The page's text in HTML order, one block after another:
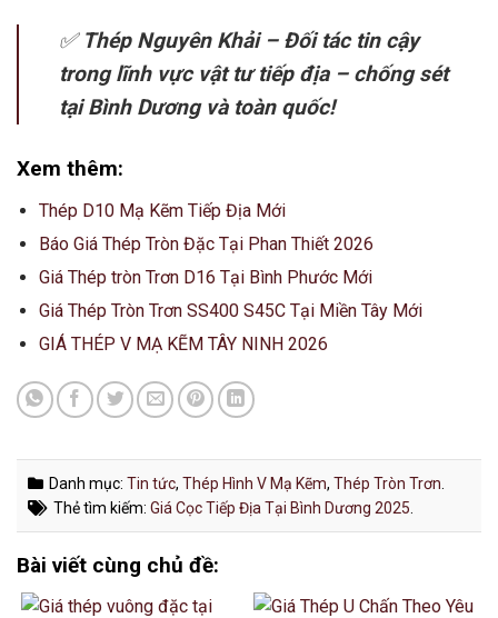
✅ Thép Nguyên Khải – Đối tác tin cậy
trong lĩnh vực vật tư tiếp địa – chống sét
tại Bình Dương và toàn quốc!
Xem thêm:
Thép D10 Mạ Kẽm Tiếp Địa Mới
Báo Giá Thép Tròn Đặc Tại Phan Thiết 2026
Giá Thép tròn Trơn D16 Tại Bình Phước Mới
Giá Thép Tròn Trơn SS400 S45C Tại Miền Tây Mới
GIÁ THÉP V MẠ KẼM TÂY NINH 2026
Danh mục: Tin tức, Thép Hình V Mạ Kẽm, Thép Tròn Trơn
Thẻ tìm kiếm: Giá Cọc Tiếp Địa Tại Bình Dương 2025
Bài viết cùng chủ đề: